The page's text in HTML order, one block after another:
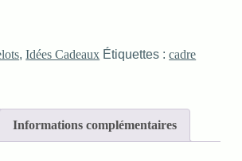
,Idées Cadeaux Étiquettes :cadre
Informations complémentaires